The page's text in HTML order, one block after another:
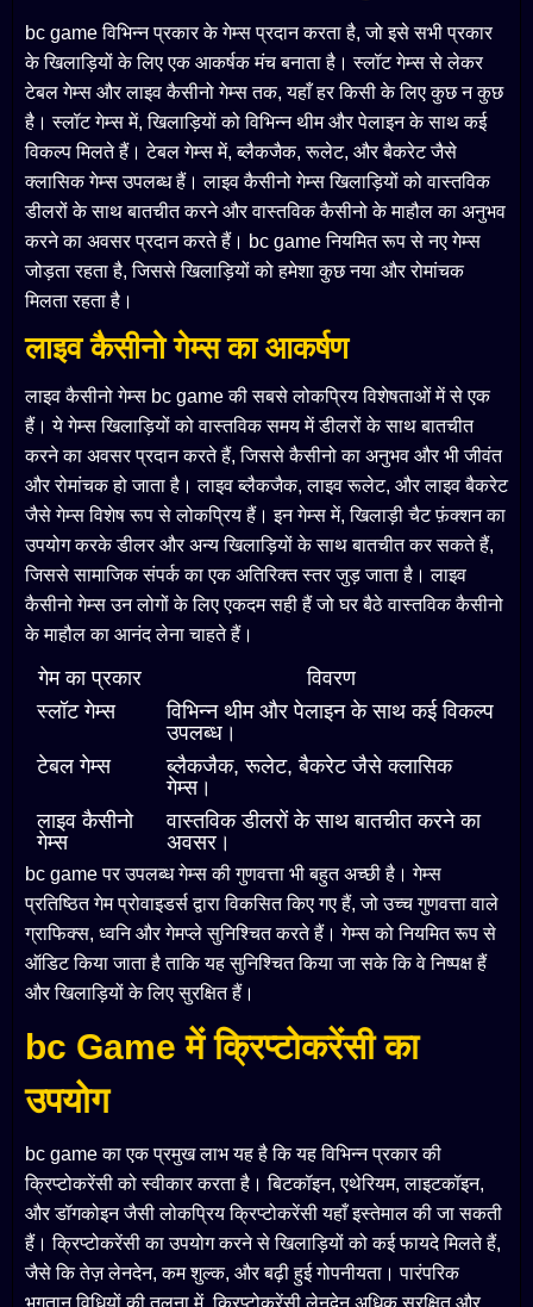
bc game विभिन्न प्रकार के गेम्स प्रदान करता है, जो इसे सभी प्रकार
के खिलाड़ियों के लिए एक आकर्षक मंच बनाता है। स्लॉट गेम्स से लेकर
टेबल गेम्स और लाइव कैसीनो गेम्स तक, यहाँ हर किसी के लिए कुछ न कुछ
है। स्लॉट गेम्स में, खिलाड़ियों को विभिन्न थीम और पेलाइन के साथ कई
विकल्प मिलते हैं। टेबल गेम्स में, ब्लैकजैक, रूलेट, और बैकरेट जैसे
क्लासिक गेम्स उपलब्ध हैं। लाइव कैसीनो गेम्स खिलाड़ियों को वास्तविक
डीलरों के साथ बातचीत करने और वास्तविक कैसीनो के माहौल का अनुभव
करने का अवसर प्रदान करते हैं। bc game नियमित रूप से नए गेम्स
जोड़ता रहता है, जिससे खिलाड़ियों को हमेशा कुछ नया और रोमांचक
मिलता रहता है।
लाइव कैसीनो गेम्स का आकर्षण
लाइव कैसीनो गेम्स bc game की सबसे लोकप्रिय विशेषताओं में से एक
हैं। ये गेम्स खिलाड़ियों को वास्तविक समय में डीलरों के साथ बातचीत
करने का अवसर प्रदान करते हैं, जिससे कैसीनो का अनुभव और भी जीवंत
और रोमांचक हो जाता है। लाइव ब्लैकजैक, लाइव रूलेट, और लाइव बैकरेट
जैसे गेम्स विशेष रूप से लोकप्रिय हैं। इन गेम्स में, खिलाड़ी चैट फ़ंक्शन का
उपयोग करके डीलर और अन्य खिलाड़ियों के साथ बातचीत कर सकते हैं,
जिससे सामाजिक संपर्क का एक अतिरिक्त स्तर जुड़ जाता है। लाइव
कैसीनो गेम्स उन लोगों के लिए एकदम सही हैं जो घर बैठे वास्तविक कैसीनो
के माहौल का आनंद लेना चाहते हैं।
गेम का प्रकार
विवरण
स्लॉट गेम्स
विभिन्न थीम और पेलाइन के साथ कई विकल्प
उपलब्ध।
टेबल गेम्स
ब्लैकजैक, रूलेट, बैकरेट जैसे क्लासिक
गेम्स।
लाइव कैसीनो
गेम्स
वास्तविक डीलरों के साथ बातचीत करने का
अवसर।
bc game पर उपलब्ध गेम्स की गुणवत्ता भी बहुत अच्छी है। गेम्स
प्रतिष्ठित गेम प्रोवाइडर्स द्वारा विकसित किए गए हैं, जो उच्च गुणवत्ता वाले
ग्राफिक्स, ध्वनि और गेमप्ले सुनिश्चित करते हैं। गेम्स को नियमित रूप से
ऑडिट किया जाता है ताकि यह सुनिश्चित किया जा सके कि वे निष्पक्ष हैं
और खिलाड़ियों के लिए सुरक्षित हैं।
bc Game में क्रिप्टोकरेंसी का
उपयोग
bc game का एक प्रमुख लाभ यह है कि यह विभिन्न प्रकार की
क्रिप्टोकरेंसी को स्वीकार करता है। बिटकॉइन, एथेरियम, लाइटकॉइन,
और डॉगकोइन जैसी लोकप्रिय क्रिप्टोकरेंसी यहाँ इस्तेमाल की जा सकती
हैं। क्रिप्टोकरेंसी का उपयोग करने से खिलाड़ियों को कई फायदे मिलते हैं,
जैसे कि तेज़ लेनदेन, कम शुल्क, और बढ़ी हुई गोपनीयता। पारंपरिक
भुगतान विधियों की तुलना में, क्रिप्टोकरेंसी लेनदेन अधिक सुरक्षित और